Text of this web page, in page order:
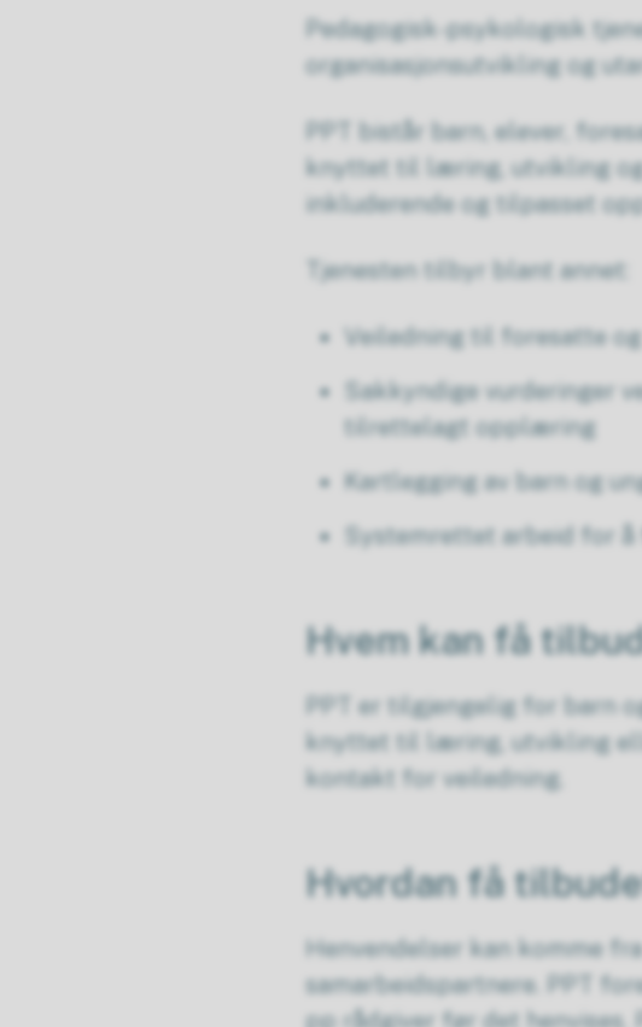
Pedagogisk-psykologisk
organisasjonsutvikling og
PPT bistår barn, elever,
knyttet til læring, utvikling
inkluderende og tilpasset
Tjenesten tilbyr blant annet:
Veiledning til foresatte
Sakkyndige vurderinger
tilrettelagt opplæring
Kartlegging av barn og
Systemrettet arbeid for
Hvem kan få
PPT er tilgjengelig for barn
knyttet til læring, utvikling
kontakt for veiledning.
Hvordan få
Henvendelser kan komme
samarbeidspartnere. PPT
pp rådgiver før det henvises.